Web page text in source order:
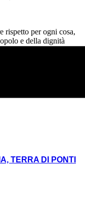
rispetto per ogni cosa,
e della dignità
tracce superflue se
siamo arrivati.
TERRA DI PONTI